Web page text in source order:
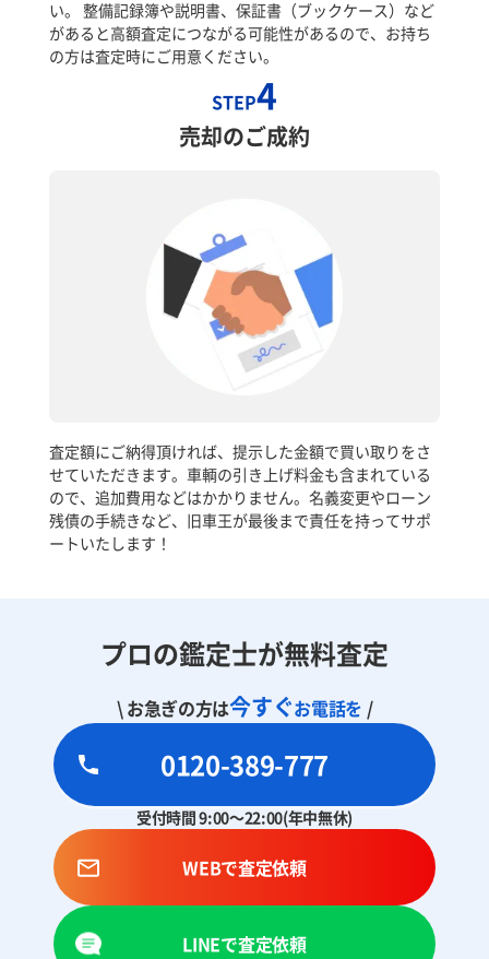
い。 整備記録簿や説明書、保証書（ブックケース）など
があると高額査定につながる可能性があるので、お持ち
の方は査定時にご用意ください。
STEP4
売却のご成約
査定額にご納得頂ければ、提示した金額で買い取りをさ
せていただきます。車輌の引き上げ料金も含まれている
ので、追加費用などはかかりません。名義変更やローン
残債の手続きなど、旧車王が最後まで責任を持ってサポ
ートいたします！
プロの鑑定士が無料査定
\ お急ぎの方は今すぐお電話を /
0120-389-777
受付時間 9:00～22:00(年中無休)
WEBで査定依頼
LINEで査定依頼